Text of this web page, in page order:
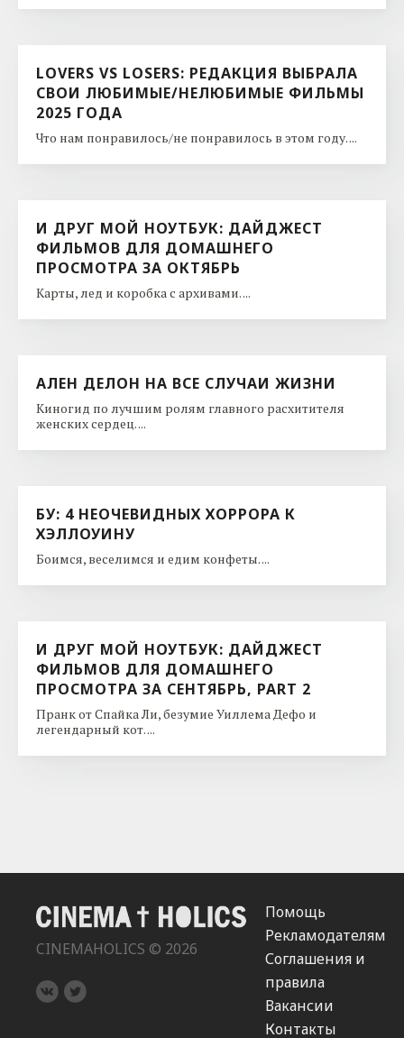
LOVERS VS LOSERS: РЕДАКЦИЯ ВЫБРАЛА
СВОИ ЛЮБИМЫЕ/НЕЛЮБИМЫЕ ФИЛЬМЫ
2025 ГОДА
Что нам понравилось/не понравилось в этом году. ...
И ДРУГ МОЙ НОУТБУК: ДАЙДЖЕСТ
ФИЛЬМОВ ДЛЯ ДОМАШНЕГО
ПРОСМОТРА ЗА ОКТЯБРЬ
Карты, лед и коробка с архивами. ...
АЛЕН ДЕЛОН НА ВСЕ СЛУЧАИ ЖИЗНИ
Киногид по лучшим ролям главного расхитителя
женских сердец. ...
БУ: 4 НЕОЧЕВИДНЫХ ХОРРОРА К
ХЭЛЛОУИНУ
Боимся, веселимся и едим конфеты. ...
И ДРУГ МОЙ НОУТБУК: ДАЙДЖЕСТ
ФИЛЬМОВ ДЛЯ ДОМАШНЕГО
ПРОСМОТРА ЗА СЕНТЯБРЬ, PART 2
Пранк от Спайка Ли, безумие Уиллема Дефо и
легендарный кот. ...
CINEMAHOLICS © 2026
Помощь
Рекламодателям
Соглашения и
правила
Вакансии
Контакты